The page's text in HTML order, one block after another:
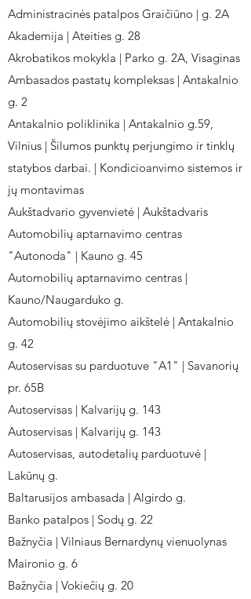
Administracinės patalpos Graičiūno | g. 2A
Akademija | Ateities g. 28
Akrobatikos mokykla | Parko g. 2A, Visaginas
Ambasados pastatų kompleksas | Antakalnio
g. 2
Antakalnio poliklinika | Antakalnio g.59,
Vilnius | Šilumos punktų perjungimo ir tinklų
statybos darbai. | Kondicioanvimo sistemos ir
jų montavimas
Aukštadvario gyvenvietė | Aukštadvaris
Automobilių aptarnavimo centras
"Autonoda" | Kauno g. 45
Automobilių aptarnavimo centras |
Kauno/Naugarduko g.
Automobilių stovėjimo aikštelė | Antakalnio
g. 42
Autoservisas su parduotuve "A1" | Savanorių
pr. 65B
Autoservisas | Kalvarijų g. 143
Autoservisas | Kalvarijų g. 143
Autoservisas, autodetalių parduotuvė |
Lakūnų g.
Baltarusijos ambasada | Algirdo g.
Banko patalpos | Sodų g. 22
Bažnyčia | Vilniaus Bernardynų vienuolynas
Maironio g. 6
Bažnyčia | Vokiečių g. 20